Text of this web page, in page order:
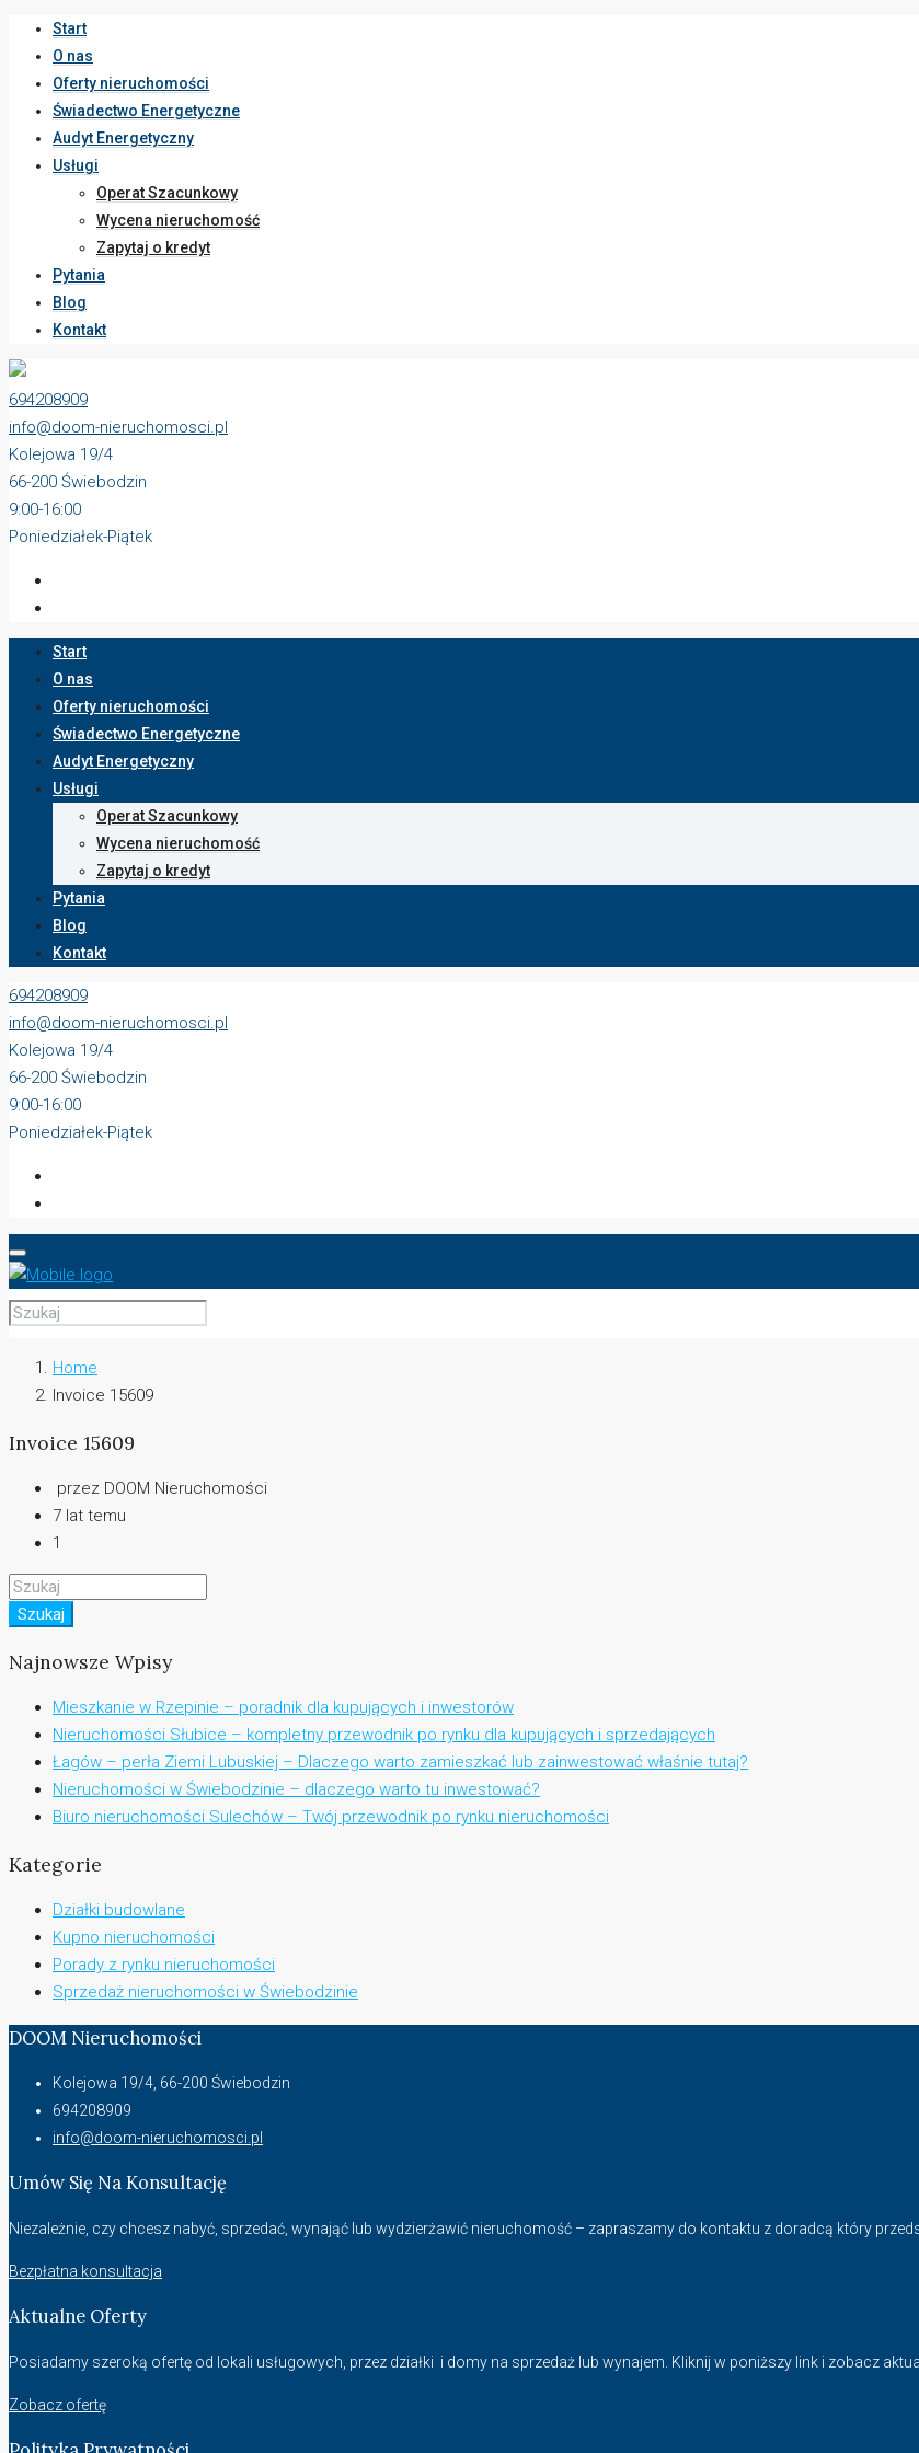
Start
O nas
Oferty nieruchomości
Świadectwo Energetyczne
Audyt Energetyczny
Usługi
Operat Szacunkowy
Wycena nieruchomość
Zapytaj o kredyt
Pytania
Blog
Kontakt
694208909
info@doom-nieruchomosci.pl
Kolejowa 19/4
66-200 Świebodzin
9:00-16:00
Poniedziałek-Piątek
Start
O nas
Oferty nieruchomości
Świadectwo Energetyczne
Audyt Energetyczny
Usługi
Operat Szacunkowy
Wycena nieruchomość
Zapytaj o kredyt
Pytania
Blog
Kontakt
694208909
info@doom-nieruchomosci.pl
Kolejowa 19/4
66-200 Świebodzin
9:00-16:00
Poniedziałek-Piątek
Home
Invoice 15609
Invoice 15609
przez DOOM Nieruchomości
7 lat temu
1
Szukaj
Najnowsze Wpisy
Mieszkanie w Rzepinie – poradnik dla kupujących i inwestorów
Nieruchomości Słubice – kompletny przewodnik po rynku dla kupujących i sprzedających
Łagów – perła Ziemi Lubuskiej – Dlaczego warto zamieszkać lub zainwestować właśnie tutaj?
Nieruchomości w Świebodzinie – dlaczego warto tu inwestować?
Biuro nieruchomości Sulechów – Twój przewodnik po rynku nieruchomości
Kategorie
Działki budowlane
Kupno nieruchomości
Porady z rynku nieruchomości
Sprzedaż nieruchomości w Świebodzinie
DOOM Nieruchomości
Kolejowa 19/4, 66-200 Świebodzin
694208909
info@doom-nieruchomosci.pl
Umów Się Na Konsultację
Niezależnie, czy chcesz nabyć, sprzedać, wynająć lub wydzierżawić nieruchomość – zapraszamy do kontaktu z doradcą który
Bezpłatna konsultacja
Aktualne Oferty
Posiadamy szeroką ofertę od lokali usługowych, przez działki i domy na sprzedaż lub wynajem. Kliknij w poniższy link i zobacz
Zobacz ofertę